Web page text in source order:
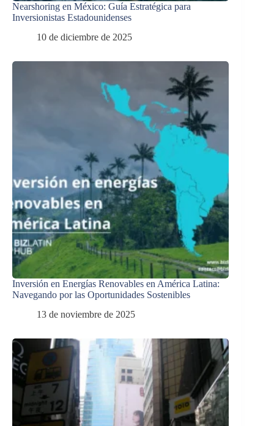
Nearshoring en México: Guía Estratégica para
Inversionistas Estadounidenses
10 de diciembre de 2025
Inversión en Energías Renovables en América Latina:
Navegando por las Oportunidades Sostenibles
13 de noviembre de 2025